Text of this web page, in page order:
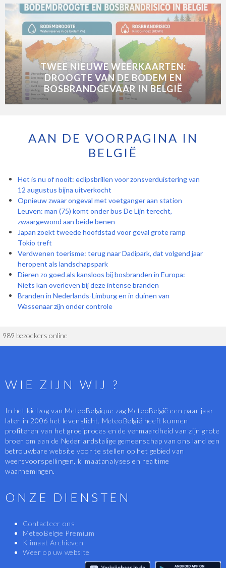
TWEE NIEUWE WEERKAARTEN:
DROOGTE VAN DE BODEM EN
BOSBRANDGEVAAR IN BELGIË
AAN DE VOORPAGINA IN
BELGIË
Het is nu of nooit: eclipsbrillen voor zonsverduistering van
12 augustus bijna uitverkocht
Opnieuw zwaar ongeval met voetganger aan station
Leuven: man (75) komt onder bus De Lijn terecht,
zwaargewond aan beide benen
Japan zoekt tweede hoofdstad voor geval grote ramp
Tokio treft
Verdwenen toerisme: terug naar Dadipark, dat volgend jaar
heropent als landschapspark
Dieren zo goed als kansloos bij bosbranden in Europa:
Niets kan overleven bij deze intense branden
Branden in Nederlands-Limburg en in duinen van
Wassenaar zijn onder controle
989 bezoekers online
WIE ZIJN WIJ ?
In het kielzog van MeteoBelgique zag MeteoBelgië een paar jaar
later in 2006 het levenslicht. MeteoBelgië heeft kunnen
profiteren van het groeiproces en de vermaardheid van zijn grote
broer om aan de Nederlandstalige gemeenschap van ons land een
betrouwbare website voor te stellen op het gebied van
weersvoorspellingen, klimaatanalyses en realtime
waarnemingen.
ONZE DIENSTEN
Contacteer ons
MeteoBelgie Premium
Klimaat Archieven
Weer op uw website